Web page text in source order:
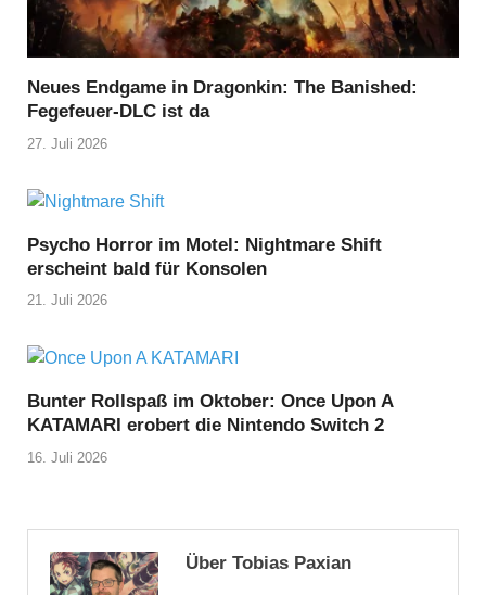
Neues Endgame in Dragonkin: The Banished:
Fegefeuer-DLC ist da
27. Juli 2026
Psycho Horror im Motel: Nightmare Shift
erscheint bald für Konsolen
21. Juli 2026
Bunter Rollspaß im Oktober: Once Upon A
KATAMARI erobert die Nintendo Switch 2
16. Juli 2026
Über Tobias Paxian